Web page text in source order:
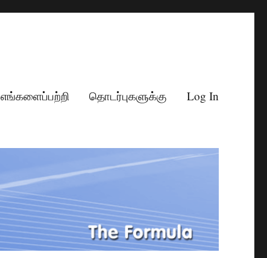
எங்களைப்பற்றி தொடர்புகளுக்கு Log In